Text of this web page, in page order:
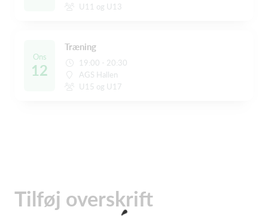
U11 og U13
Ons
12
Træning
19:00 - 20:30
AGS Hallen
U15 og U17
Tilføj overskrift